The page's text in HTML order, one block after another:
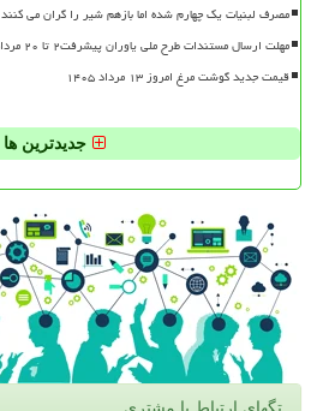
مصرف لبنیات یک چهارم شده اما بازهم شیر را گران می کنند
مهلت ارسال مستندات طرح ملی یاوران پیشرفت۲ تا ۲۰ مرداد تمدید گردید
قیمت جدید گوشت مرغ امروز ۱۳ مرداد ۱۴۰۵
جدیدترین ها